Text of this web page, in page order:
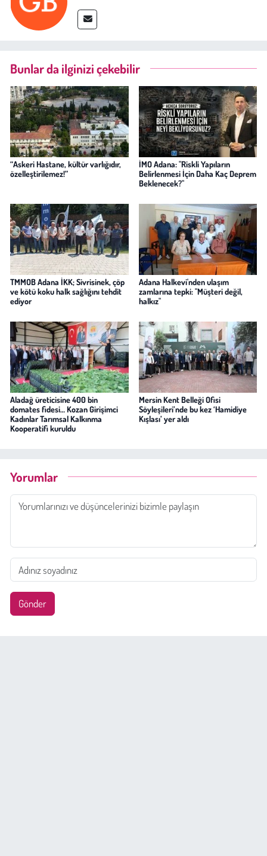
Bunlar da ilginizi çekebilir
“Askeri Hastane, kültür varlığıdır,
özelleştirilemez!”
İMO Adana: "Riskli Yapıların
Belirlenmesi İçin Daha Kaç Deprem
Beklenecek?"
TMMOB Adana İKK; Sivrisinek, çöp
ve kötü koku halk sağlığını tehdit
ediyor
Adana Halkevi'nden ulaşım
zamlarına tepki: "Müşteri değil,
halkız"
Aladağ üreticisine 400 bin
domates fidesi… Kozan Girişimci
Kadınlar Tarımsal Kalkınma
Kooperatifi kuruldu
Mersin Kent Belleği Ofisi
Söyleşileri’nde bu kez ‘Hamidiye
Kışlası’ yer aldı
Yorumlar
Gönder